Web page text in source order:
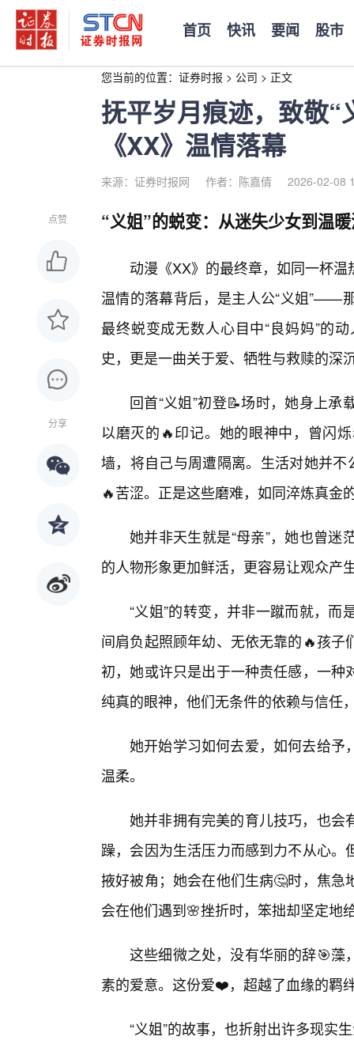
首页 快讯 要闻 股市
您当前的位置： 证券时报 > 公司 > 正文
抚平岁月痕迹，致敬
《XX》温情落幕
来源：证券时报网 作者：陈嘉倩 2026-02-08
点赞
分享
“义姐”的蜕变：从迷失少女到温
动漫《XX》的最终章，如同一杯
温情的落幕背后，是主人公“义姐”——
最终蜕变成无数人心目中“良妈妈”的
史，更是一曲关于爱、牺牲与救赎的深
回首“义姐”初登📝场时，她身上
以磨灭的🔥印记。她的眼神中，曾闪
墙，将自己与周遭隔离。生活对她并
🔥苦涩。正是这些磨难，如同淬炼真金
她并非天生就是“母亲”，她也曾
的人物形象更加鲜活，更容易让观众产
“义姐”的转变，并非一蹴而就，
间肩负起照顾年幼、无依无靠的🔥孩
初，她或许只是出于一种责任感，一
纯真的眼神，他们无条件的依赖与信任
她开始学习如何去爱，如何去给予
温柔。
她并非拥有完美的育儿技巧，也会
躁，会因为生活压力而感到力不从心
掖好被角；她会在他们生病🤔时，焦
会在他们遇到🌸挫折时，笨拙却坚定地
这些细微之处，没有华丽的辞🎯藻
素的爱意。这份爱❤️，超越了血缘的羁
“义姐”的故事，也折射出许多现实